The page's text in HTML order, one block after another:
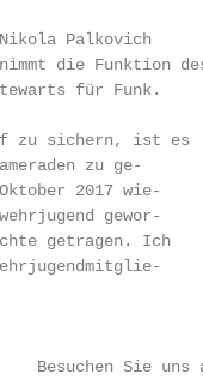
Palkovich
die Funktion
für Funk.
zu sichern, ist es
zu ge-
2017 wie-
gewor-
getragen. Ich
Besuchen Sie uns